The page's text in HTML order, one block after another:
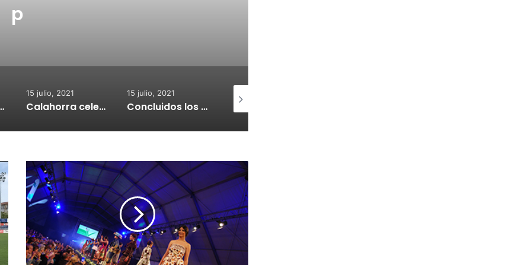
p
la adquisión de medidores de CO2
15 julio, 2021
Calahorra celebrará el Croquetur II
15 julio, 2021
Concluidos los trabajos de reposición del asfaltado de Calahorra